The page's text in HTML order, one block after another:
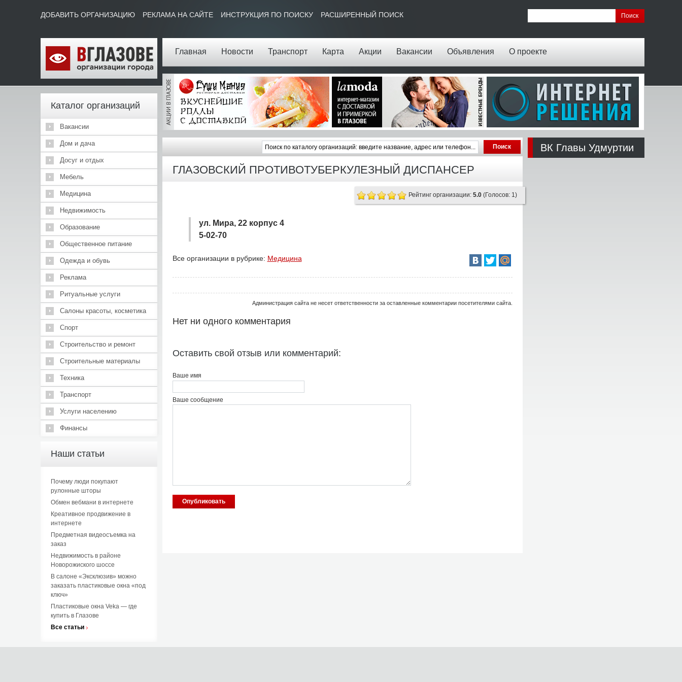
Главная Новости Транспорт Карта Акции Вакансии Объявления О проекте
ДОБАВИТЬ ОРГАНИЗАЦИЮ РЕКЛАМА НА САЙТЕ ИНСТРУКЦИЯ ПО ПОИСКУ РАСШИРЕННЫЙ ПОИСК
Каталог организаций
Вакансии
Дом и дача
Досуг и отдых
Мебель
Медицина
Недвижимость
Образование
Общественное питание
Одежда и обувь
Реклама
Ритуальные услуги
Салоны красоты, косметика
Спорт
Строительство и ремонт
Строительные материалы
Техника
Транспорт
Услуги населению
Финансы
Наши статьи
Почему люди покупают
рулонные шторы
Обмен вебмани в интернете
Креативное продвижение в
интернете
Предметная видеосъемка на
заказ
Недвижимость в районе
Новорожиского шоссе
В салоне «Эксклюзив» можно
заказать пластиковые окна «под
ключ»
Пластиковые окна Veka — где
купить в Глазове
Все статьи
ГЛАЗОВСКИЙ ПРОТИВОТУБЕРКУЛЕЗНЫЙ ДИСПАНСЕР
Рейтинг организации: 5.0(Голосов: 1)
ул. Мира, 22 корпус 4
5-02-70
Все организации в рубрике: Медицина
Администрация сайта не несет ответственности за оставленные комментарии посетителями сайта.
Нет ни одного комментария
Оставить свой отзыв или комментарий:
Ваше имя
Ваше сообщение
ВК Главы Удмуртии